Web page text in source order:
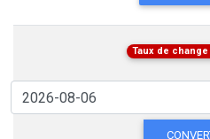
Taux de